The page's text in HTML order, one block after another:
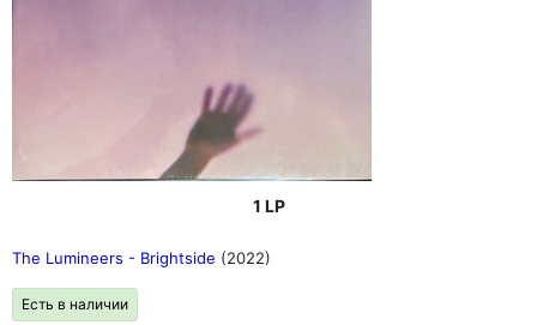
1 LP
The Lumineers - Brightside (2022)
Есть в наличии